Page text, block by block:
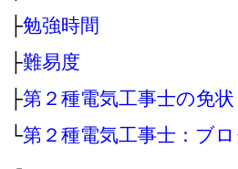
├勉強時間
├難易度
├第２種電気工事士の免状
└第２種電気工事士：ブ